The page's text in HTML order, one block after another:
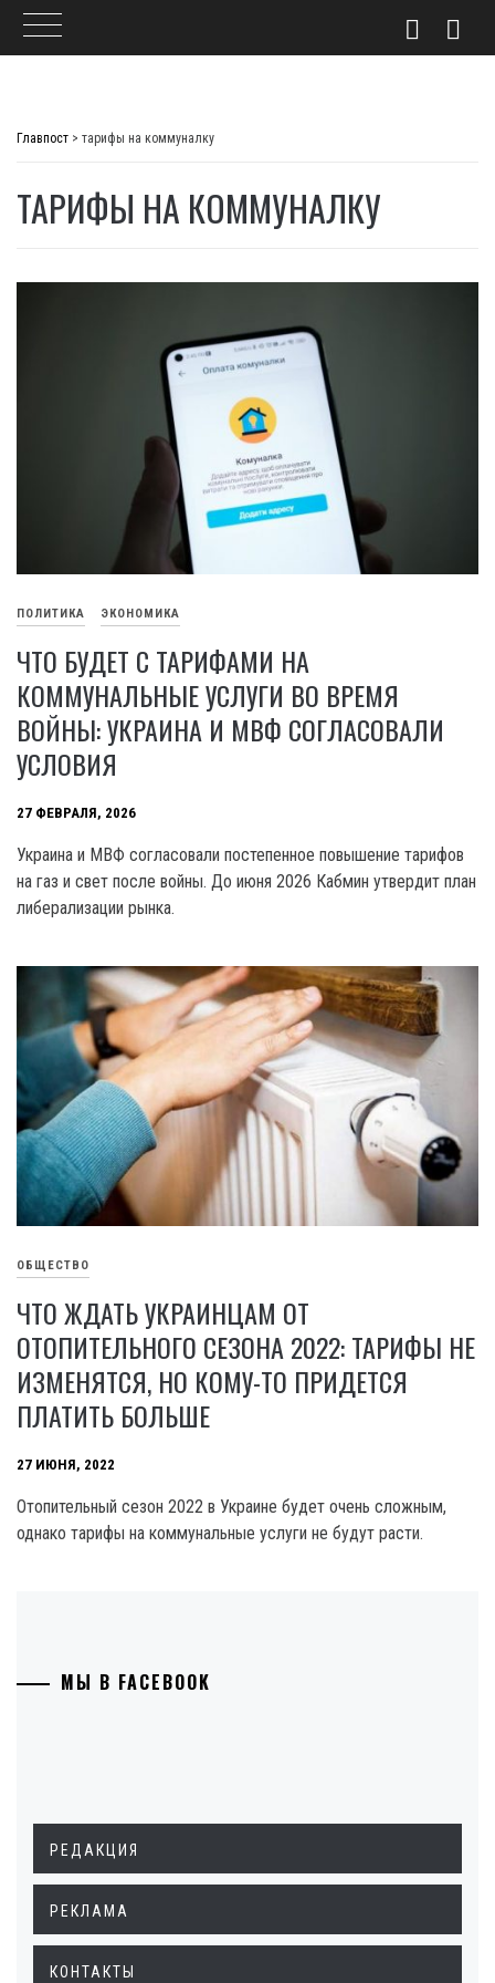
Главпост > тарифы на коммуналку
ТАРИФЫ НА КОММУНАЛКУ
ПОЛИТИКА ЭКОНОМИКА
ЧТО БУДЕТ С ТАРИФАМИ НА
КОММУНАЛЬНЫЕ УСЛУГИ ВО ВРЕМЯ
ВОЙНЫ: УКРАИНА И МВФ СОГЛАСОВАЛИ
УСЛОВИЯ
27 ФЕВРАЛЯ, 2026
Украина и МВФ согласовали постепенное повышение тарифов
на газ и свет после войны. До июня 2026 Кабмин утвердит план
либерализации рынка.
ОБЩЕСТВО
ЧТО ЖДАТЬ УКРАИНЦАМ ОТ
ОТОПИТЕЛЬНОГО СЕЗОНА 2022: ТАРИФЫ НЕ
ИЗМЕНЯТСЯ, НО КОМУ-ТО ПРИДЕТСЯ
ПЛАТИТЬ БОЛЬШЕ
27 ИЮНЯ, 2022
Отопительный сезон 2022 в Украине будет очень сложным,
однако тарифы на коммунальные услуги не будут расти.
МЫ В FACEBOOK
РЕДАКЦИЯ
РЕКЛАМА
КОНТАКТЫ